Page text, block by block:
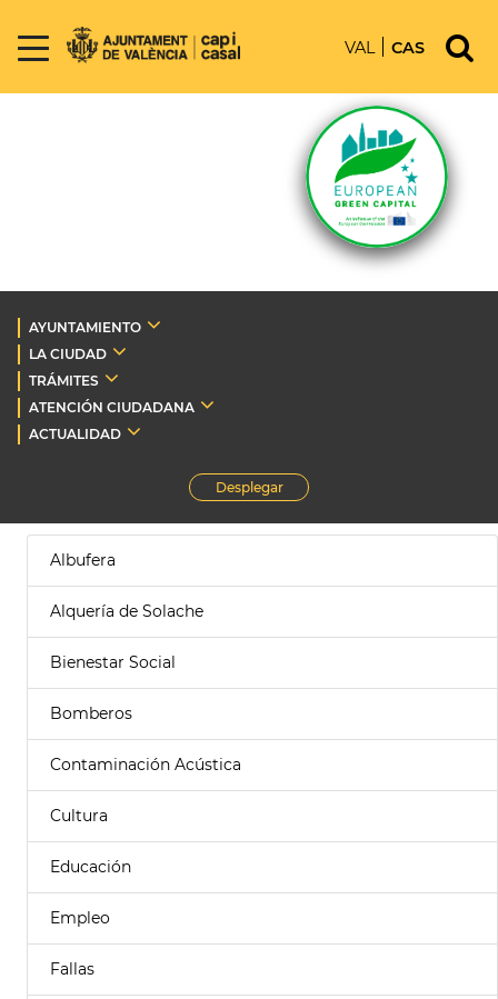
VAL CAS
AYUNTAMIENTO
LA CIUDAD
TRÁMITES
ATENCIÓN CIUDADANA
ACTUALIDAD
Desplegar
Albufera
Alquería de Solache
Bienestar Social
Bomberos
Contaminación Acústica
Cultura
Educación
Empleo
Fallas